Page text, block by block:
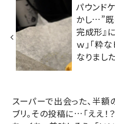
パウンド
かし…”既
完成形』
ｗ」「粋
なりまし
スーパーで出会った、半額
ブリ。その投稿に…「ええ！？